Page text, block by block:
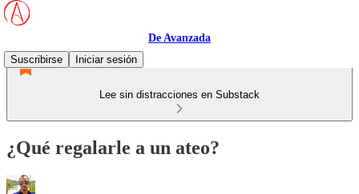
De Avanzada
Suscribirse
Iniciar sesión
Lee sin distracciones en Substack
¿Qué regalarle a un ateo?